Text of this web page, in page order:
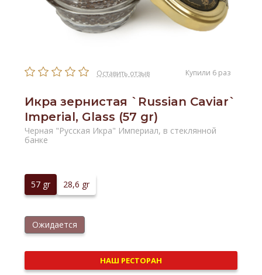
Оставить отзыв Купили 6 раз
Икра зернистая `Russian Caviar`
Imperial, Glass (57 gr)
Черная "Русская Икра" Империал, в стеклянной
банке
57 gr 28,6 gr
Ожидается
НАШ РЕСТОРАН